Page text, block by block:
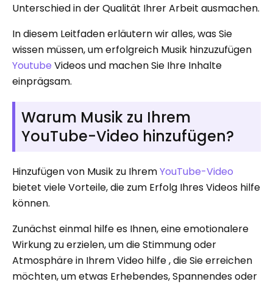
Unterschied in der Qualität Ihrer Arbeit ausmachen.
In diesem Leitfaden erläutern wir alles, was Sie
wissen müssen, um erfolgreich Musik hinzuzufügen
Youtube Videos und machen Sie Ihre Inhalte
einprägsam.
Warum Musik zu Ihrem
YouTube-Video hinzufügen?
Hinzufügen von Musik zu IhremYouTube-Video
bietet viele Vorteile, die zum Erfolg Ihres Videos hilfe
können.
Zunächst einmal hilfe es Ihnen, eine emotionalere
Wirkung zu erzielen, um die Stimmung oder
Atmosphäre in Ihrem Video hilfe , die Sie erreichen
möchten, um etwas Erhebendes, Spannendes oder